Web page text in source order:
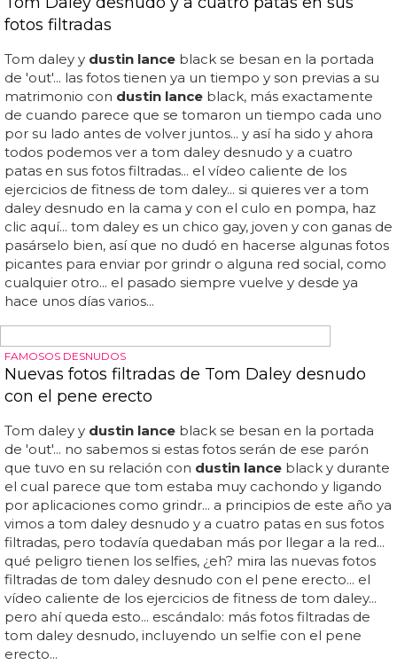
Tom daley ydustin lance
lanceblack han llevado a su hijo robbie a su primer
baño... tom daley con su hijo robbie (dustin lanceblack
twitter)... la primera vez que tom daley lleva a su hijo a
nadar... "¡la primera vez que robbie está en el agua con
papá!" black dijo... el deportista y su marido guionista
dieron la bienvenida a robbie, su primer hijo, al mundo el
pasado mes de junio... en otra foto publicada por black
en twitter, se puede ver al saltador olímpico tom daley
de pie al lado de la piscina sosteniendo a robbie antes de
que se metiera al agua... #"lleva a tu hijo al día de trabajo"...
la queremos mucho... "ciertamente tenemos eso con los
nuestros...
DEPORTISTAS DESNUDOS
Tom Daley desnudo y a cuatro patas en sus
fotos filtradas
Tom daley ydustin lanceblack se besan en la portada
de 'out'... las fotos tienen ya un tiempo y son previas a su
matrimonio con